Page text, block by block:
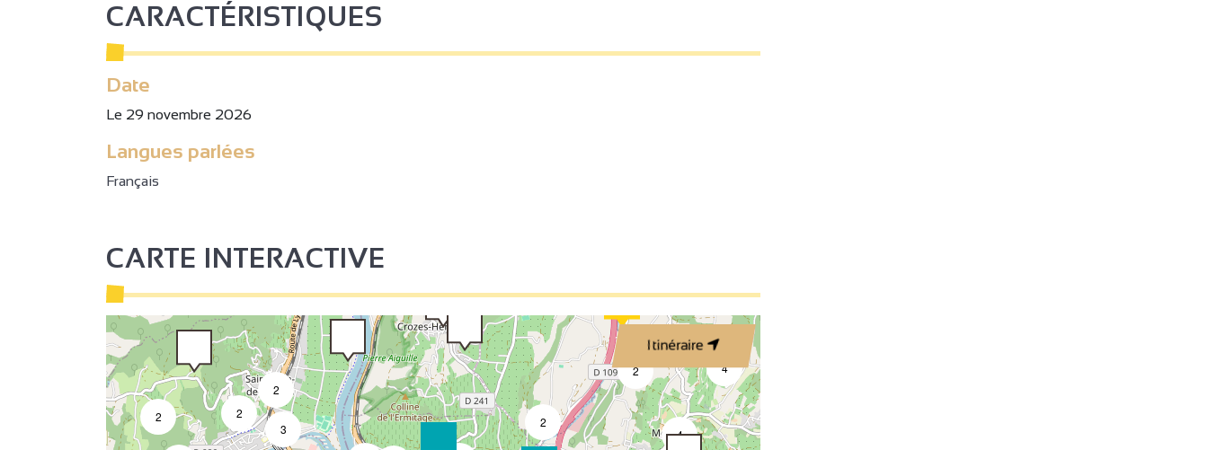
CARACTÉRISTIQUES
Date
Le 29 novembre 2026
Langues parlées
Français
CARTE INTERACTIVE
Itinéraire
2
4
4
2
2
2
2
3